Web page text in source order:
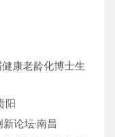
康老龄化博士生
阳
论坛·南昌